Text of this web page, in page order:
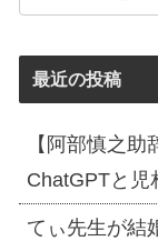
最近の投稿
【阿部慎之助
ChatGPTと児
てぃ先生が結